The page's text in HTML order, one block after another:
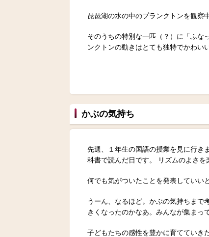
琵琶湖の水の中のプランクトンを観察中
そのうちの特別な一匹（？）に「ふな
ンクトンの動きはとても独特でかわい
かぶの気持ち
先週、１年生の国語の授業を見に行き
科書で読んだ日です。 リズムのよさを
何でも気がついたことを発表していい
うーん、なるほど。かぶの気持ちまで
きくなったのかなあ。みんなが集まっ
子どもたちの感性を豊かに育てていき